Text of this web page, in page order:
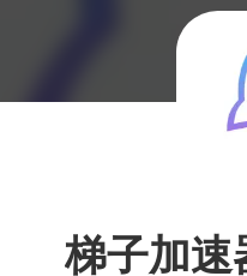
梯子加速